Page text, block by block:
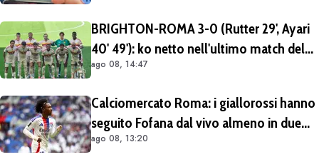
BRIGHTON-ROMA 3-0 (Rutter 29', Ayari
40' 49'): ko netto nell'ultimo match del
tour britannico (FOTO e VIDEO)
ago 08, 14:47
Calciomercato Roma: i giallorossi hanno
seguito Fofana dal vivo almeno in due
occasioni. Costa 40/45 milioni
ago 08, 13:20